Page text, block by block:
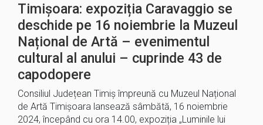
Timișoara: expoziția Caravaggio se
deschide pe 16 noiembrie la Muzeul
Național de Artă – evenimentul
cultural al anului – cuprinde 43 de
capodopere
Consiliul Județean Timiș împreună cu Muzeul Național
de Artă Timișoara lansează sâmbătă, 16 noiembrie
2024, începând cu ora 14.00, expoziția „Luminile lui